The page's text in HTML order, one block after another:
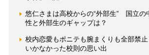
悠仁さまは高校からの“外部生” 国立の
性と外部生のギャップは？
校内恋愛もポニテも腕まくりも全部禁
いかなかった校則の思い出